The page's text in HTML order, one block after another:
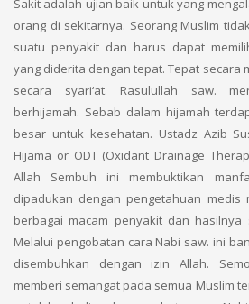
Sakit adalah ujian baik untuk yang
orang di sekitarnya. Seorang Muslim
suatu penyakit dan harus dapat
yang diderita dengan tepat. Tepat secara
secara syari‘at. Rasulullah saw.
berhijamah. Sebab dalam hijamah
besar untuk kesehatan. Ustadz Azib
Hijama or ODT (Oxidant Drainage
Allah Sembuh ini membuktikan
dipadukan dengan pengetahuan medis
berbagai macam penyakit dan hasilnya
Melalui pengobatan cara Nabi saw. ini
disembuhkan dengan izin Allah.
memberi semangat pada semua Muslim